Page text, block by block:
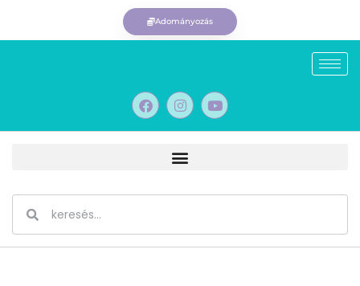
Adományozás